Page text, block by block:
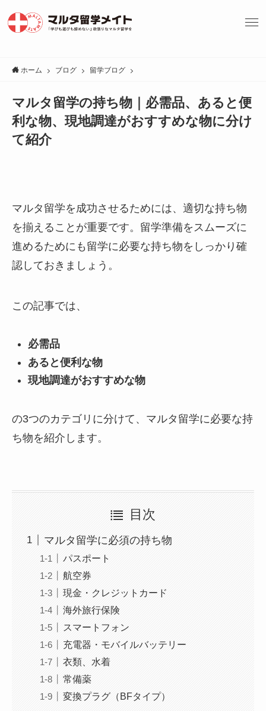
ホーム ブログ 留学ブログ
マルタ留学の持ち物｜必需品、あると便
利な物、現地調達がおすすめな物に分け
て紹介
マルタ留学を成功させるためには、適切な持ち物
を揃えることが重要です。留学準備をスムーズに
進めるためにも留学に必要な持ち物をしっかり確
認しておきましょう。
この記事では、
必需品
あると便利な物
現地調達がおすすめな物
の3つのカテゴリに分けて、マルタ留学に必要な持
ち物を紹介します。
目次
マルタ留学に必須の持ち物
パスポート
航空券
現金・クレジットカード
海外旅行保険
スマートフォン
充電器・モバイルバッテリー
衣類、水着
常備薬
変換プラグ（BFタイプ）